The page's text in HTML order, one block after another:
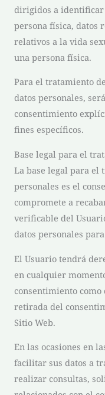
dirigidos a identificar
persona física, datos
relativos a la vida
una persona física.
Para el tratamiento
datos personales,
consentimiento
fines específicos.
Base legal para el
La base legal para el
personales es el
compromete a
verificable del
datos personales
El Usuario tendrá
en cualquier
consentimiento
retirada del
Sitio Web.
En las ocasiones en
facilitar sus datos a
realizar consultas,